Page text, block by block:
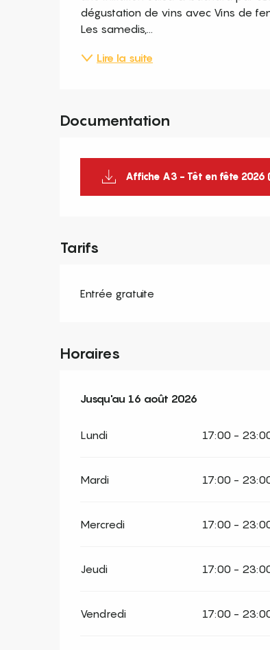
dégustation de vins avec Vins de
Les samedis,...
Lire la suite
Documentation
Affiche A3 - Têt en fête 2026
Tarifs
Entrée gratuite
Horaires
Du1 août 2026au16 août 2026
Jusqu'au 16 août 2026
Lundi 17:00 -
Mardi 17:00 -
Mercredi 17:00 -
Jeudi 17:00 -
Vendredi 17:00 -